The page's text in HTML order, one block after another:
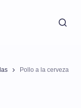
Pollo a la cerveza